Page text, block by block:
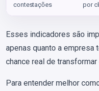
contestações
por
Esses indicadores são
apenas quanto a empresa
chance real de
Para entender melhor